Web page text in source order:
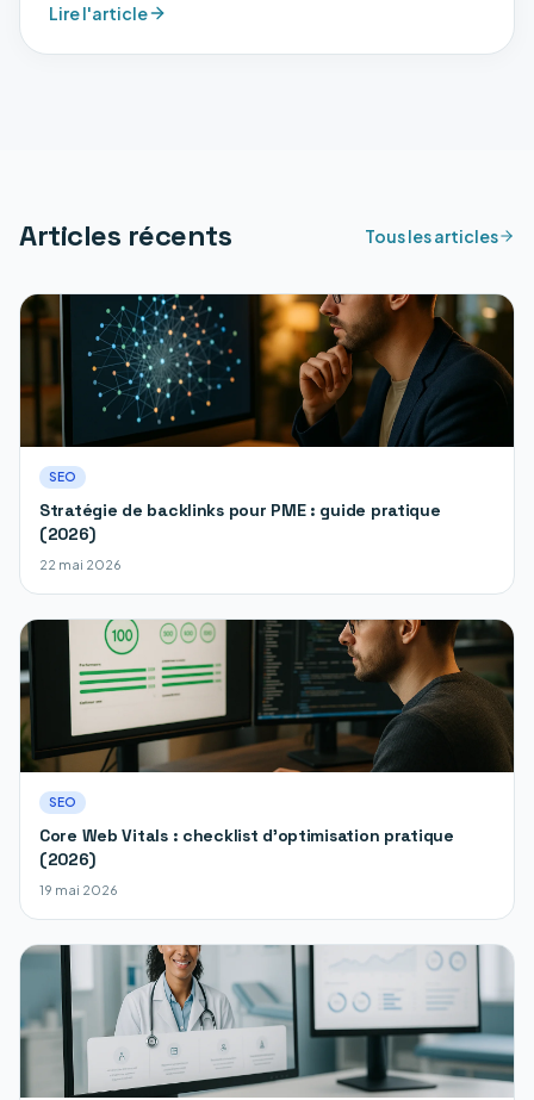
commerces. Découvrez nos services digitaux à Saint-
Lire l'article
Articles récents Tous les articles
SEO
Stratégie de backlinks pour PME : guide pratique
(2026)
22 mai 2026
SEO
Core Web Vitals : checklist d'optimisation pratique
(2026)
19 mai 2026